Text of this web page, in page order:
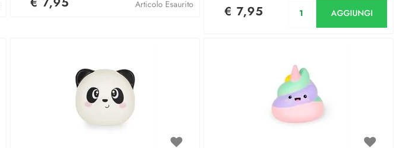
Articolo Esaurito € 7,95 AGGIUNGI